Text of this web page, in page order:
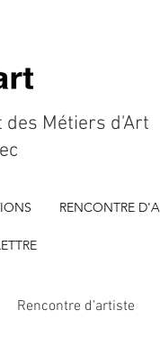
des Métiers d'Art
RENCONTRE
Rencontre d’artiste